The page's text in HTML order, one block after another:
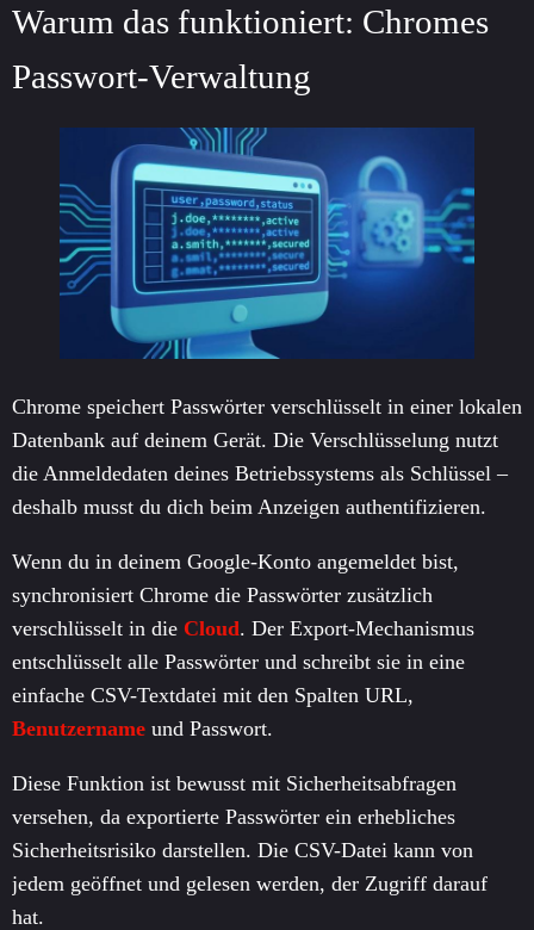
Warum das funktioniert: Chromes
Passwort-Verwaltung
Chrome speichert Passwörter verschlüsselt in einer lokalen
Datenbank auf deinem Gerät. Die Verschlüsselung nutzt
die Anmeldedaten deines Betriebssystems als Schlüssel –
deshalb musst du dich beim Anzeigen authentifizieren.
Wenn du in deinem Google-Konto angemeldet bist,
synchronisiert Chrome die Passwörter zusätzlich
verschlüsselt in die Cloud. Der Export-Mechanismus
entschlüsselt alle Passwörter und schreibt sie in eine
einfache CSV-Textdatei mit den Spalten URL,
Benutzername und Passwort.
Diese Funktion ist bewusst mit Sicherheitsabfragen
versehen, da exportierte Passwörter ein erhebliches
Sicherheitsrisiko darstellen. Die CSV-Datei kann von
jedem geöffnet und gelesen werden, der Zugriff darauf
hat.